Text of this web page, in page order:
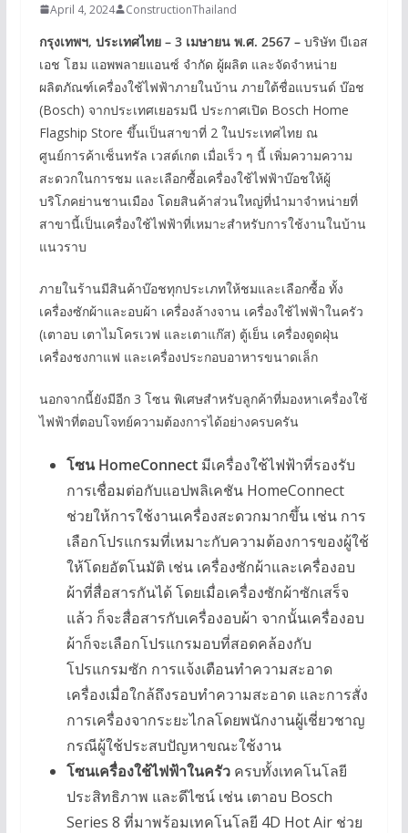
April 4, 2024 ConstructionThailand
กรุงเทพฯ, ประเทศไทย – 3 เมษายน พ.ศ. 2567 –บริษัท บีเอส
เอช โฮม แอพพลายแอนซ์ จำกัด ผู้ผลิต และจัดจำหน่าย
ผลิตภัณฑ์เครื่องใช้ไฟฟ้าภายในบ้าน ภายใต้ชื่อแบรนด์ บ๊อช
(Bosch) จากประเทศเยอรมนี ประกาศเปิด Bosch Home
Flagship Store ขึ้นเป็นสาขาที่ 2 ในประเทศไทย ณ
ศูนย์การค้าเซ็นทรัล เวสต์เกต เมื่อเร็ว ๆ นี้ เพิ่มความความ
สะดวกในการชม และเลือกซื้อเครื่องใช้ไฟฟ้าบ๊อชให้ผู้
บริโภคย่านชานเมือง โดยสินค้าส่วนใหญ่ที่นำมาจำหน่ายที่
สาขานี้เป็นเครื่องใช้ไฟฟ้าที่เหมาะสำหรับการใช้งานในบ้าน
แนวราบ
ภายในร้านมีสินค้าบ๊อชทุกประเภทให้ชมและเลือกซื้อ ทั้ง
เครื่องซักผ้าและอบผ้า เครื่องล้างจาน เครื่องใช้ไฟฟ้าในครัว
(เตาอบ เตาไมโครเวฟ และเตาแก๊ส) ตู้เย็น เครื่องดูดฝุ่น
เครื่องชงกาแฟ และเครื่องประกอบอาหารขนาดเล็ก
นอกจากนี้ยังมีอีก 3 โซน พิเศษสำหรับลูกค้าที่มองหาเครื่องใช้
ไฟฟ้าที่ตอบโจทย์ความต้องการได้อย่างครบครัน
โซนHomeConnectมีเครื่องใช้ไฟฟ้าที่รองรับ
การเชื่อมต่อกับแอปพลิเคชัน HomeConnect
ช่วยให้การใช้งานเครื่องสะดวกมากขึ้น เช่น การ
เลือกโปรแกรมที่เหมาะกับความต้องการของผู้ใช้
ให้โดยอัตโนมัติ เช่น เครื่องซักผ้าและเครื่องอบ
ผ้าที่สื่อสารกันได้ โดยเมื่อเครื่องซักผ้าซักเสร็จ
แล้ว ก็จะสื่อสารกับเครื่องอบผ้า จากนั้นเครื่องอบ
ผ้าก็จะเลือกโปรแกรมอบที่สอดคล้องกับ
โปรแกรมซัก การแจ้งเตือนทำความสะอาด
เครื่องเมื่อใกล้ถึงรอบทำความสะอาด และการสั่ง
การเครื่องจากระยะไกลโดยพนักงานผู้เชี่ยวชาญ
กรณีผู้ใช้ประสบปัญหาขณะใช้งาน
โซนเครื่องใช้ไฟฟ้าในครัว ครบทั้งเทคโนโลยี
ประสิทธิภาพ และดีไซน์ เช่น เตาอบ Bosch
Series 8 ที่มาพร้อมเทคโนโลยี 4D Hot Air ช่วย